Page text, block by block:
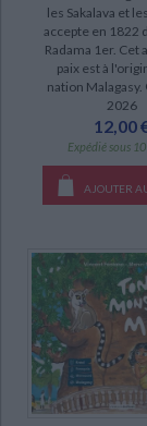
DISPONIBILITÉ
disponible (45)
epuise (5)
manquant (3)
les Sakalava et
accepte en 1822
Radama 1er. Cet
paix est à
nation
2026
12,00
Expédié sous 10
AJOUTER